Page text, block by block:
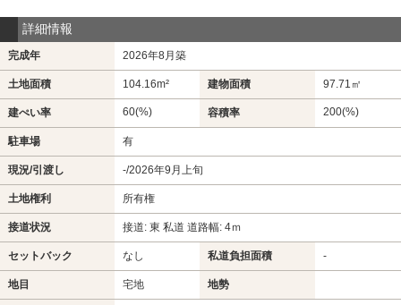
詳細情報
完成年 2026年8月築
土地面積 104.16m² 建物面積 97.71㎡
建ぺい率 60(%) 容積率 200(%)
駐車場 有
現況/引渡し -/2026年9月上旬
土地権利 所有権
接道状況 接道: 東 私道 道路幅: 4ｍ
セットバック なし 私道負担面積 -
地目 宅地 地勢